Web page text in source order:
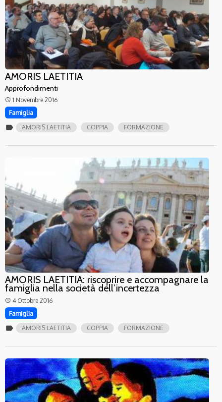
AMORIS LAETITIA
Approfondimenti
access_time 1 Novembre 2016
Famiglia
label AMORIS LAETITIA COPPIA FORMAZIONE
AMORIS LAETITIA: riscoprire e accompagnare la
famiglia nella società dell’incertezza
access_time 4 Ottobre 2016
Famiglia
label AMORIS LAETITIA COPPIA FORMAZIONE